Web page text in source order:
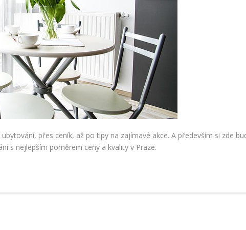
přes ceník, až po tipy na zajímavé akce. A především si zde
s nejlepším poměrem ceny a kvality v Praze.